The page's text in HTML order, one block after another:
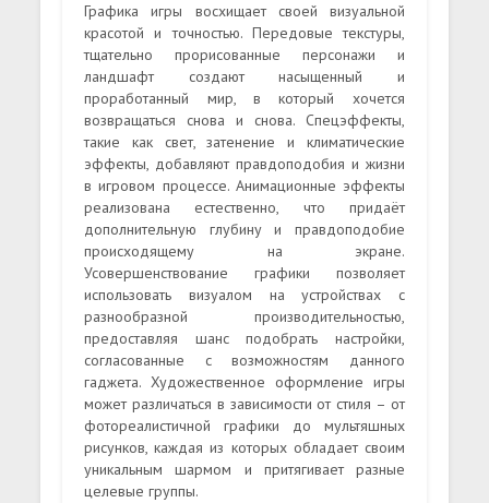
Графика игры восхищает своей визуальной
красотой и точностью. Передовые текстуры,
тщательно прорисованные персонажи и
ландшафт создают насыщенный и
проработанный мир, в который хочется
возвращаться снова и снова. Спецэффекты,
такие как свет, затенение и климатические
эффекты, добавляют правдоподобия и жизни
в игровом процессе. Анимационные эффекты
реализована естественно, что придаёт
дополнительную глубину и правдоподобие
происходящему на экране.
Усовершенствование графики позволяет
использовать визуалом на устройствах с
разнообразной производительностью,
предоставляя шанс подобрать настройки,
согласованные с возможностям данного
гаджета. Художественное оформление игры
может различаться в зависимости от стиля – от
фотореалистичной графики до мультяшных
рисунков, каждая из которых обладает своим
уникальным шармом и притягивает разные
целевые группы.